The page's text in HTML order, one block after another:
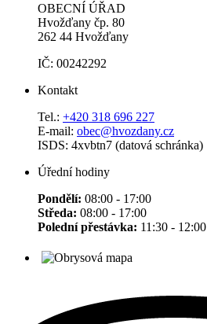
OBECNÍ ÚŘAD
Hvožďany čp. 80
262 44 Hvožďany
IČ: 00242292
Kontakt
Tel.: +420 318 696 227
E-mail: obec@hvozdany.cz
ISDS: 4xvbtn7 (datová schránka)
Úřední hodiny
Pondělí: 08:00 - 17:00
Středa: 08:00 - 17:00
Polední přestávka: 11:30 - 12:00